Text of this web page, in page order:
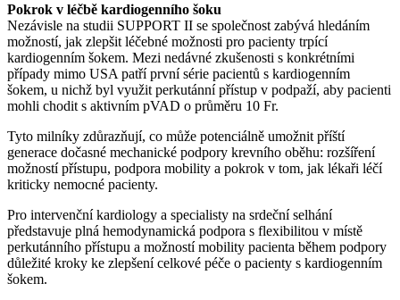
Pokrok v léčbě kardiogenního šoku
Nezávisle na studii SUPPORT II se společnost zabývá hledáním
možností, jak zlepšit léčebné možnosti pro pacienty trpící
kardiogenním šokem. Mezi nedávné zkušenosti s konkrétními
případy mimo USA patří první série pacientů s kardiogenním
šokem, u nichž byl využit perkutánní přístup v podpaží, aby pacienti
mohli chodit s aktivním pVAD o průměru 10 Fr.
Tyto milníky zdůrazňují, co může potenciálně umožnit příští
generace dočasné mechanické podpory krevního oběhu: rozšíření
možností přístupu, podpora mobility a pokrok v tom, jak lékaři léčí
kriticky nemocné pacienty.
Pro intervenční kardiology a specialisty na srdeční selhání
představuje plná hemodynamická podpora s flexibilitou v místě
perkutánního přístupu a možností mobility pacienta během podpory
důležité kroky ke zlepšení celkové péče o pacienty s kardiogenním
šokem.